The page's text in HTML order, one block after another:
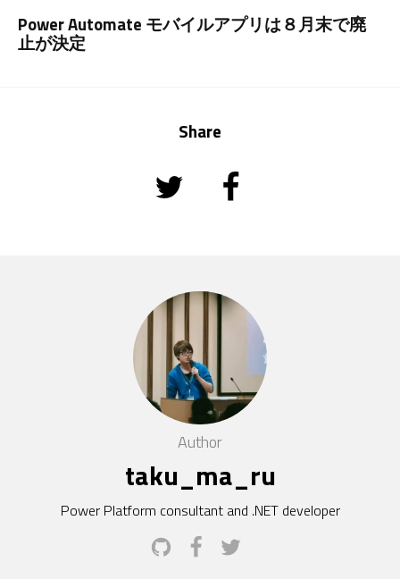
Power Automate モバイルアプリは８月末で廃
止が決定
Share
Author
taku_ma_ru
Power Platform consultant and .NET developer